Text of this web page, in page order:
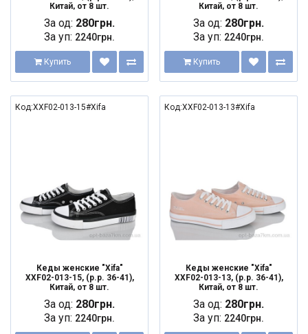
Китай, от 8 шт.
За од: 280грн.
За уп: 2240грн.
Купить
Китай, от 8 шт.
За од: 280грн.
За уп: 2240грн.
Купить
Код:XXF02-013-15#Xifa
Кеды женские "Xifa"
XXF02-013-15, (р.р. 36-41),
Китай, от 8 шт.
За од: 280грн.
За уп: 2240грн.
Код:XXF02-013-13#Xifa
Кеды женские "Xifa"
XXF02-013-13, (р.р. 36-41),
Китай, от 8 шт.
За од: 280грн.
За уп: 2240грн.